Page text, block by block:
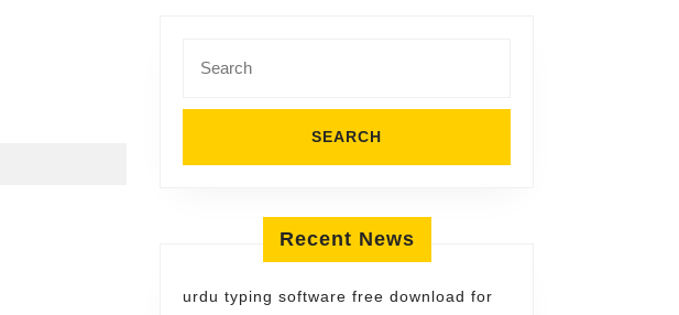
for:
Recent News
urdu typing software free download for